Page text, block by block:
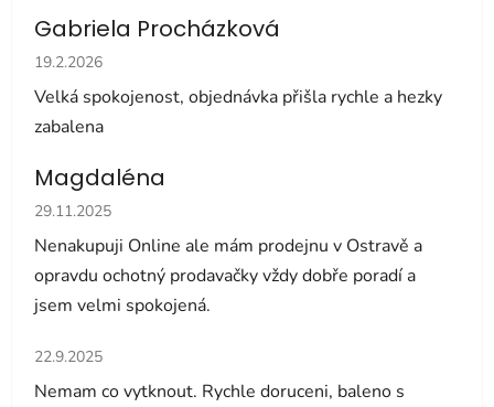
Gabriela Procházková
Hodnocení obchodu je 5 z 5 hvězdiček.
19.2.2026
Velká spokojenost, objednávka přišla rychle a hezky
zabalena
Magdaléna
Hodnocení obchodu je 5 z 5 hvězdiček.
29.11.2025
Nenakupuji Online ale mám prodejnu v Ostravě a
opravdu ochotný prodavačky vždy dobře poradí a
jsem velmi spokojená.
Hodnocení obchodu je 5 z 5 hvězdiček.
22.9.2025
Nemam co vytknout. Rychle doruceni, baleno s